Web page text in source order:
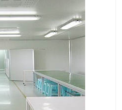
洁净室工程
GMP车间